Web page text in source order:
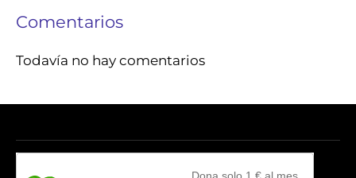
Comentarios
Todavía no hay comentarios